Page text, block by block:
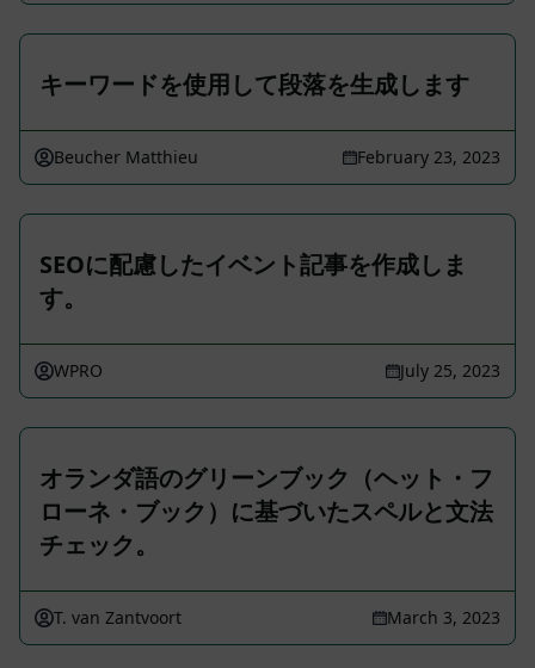
キーワードを使用して段落を生成します
Beucher Matthieu February 23, 2023
SEOに配慮したイベント記事を作成しま
す。
WPRO July 25, 2023
オランダ語のグリーンブック（ヘット・フ
ローネ・ブック）に基づいたスペルと文法
チェック。
T. van Zantvoort March 3, 2023